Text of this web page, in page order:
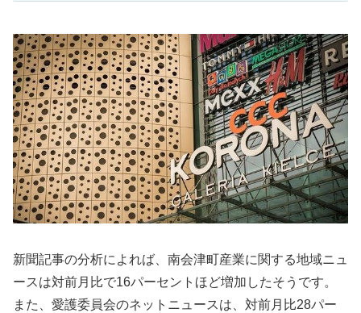
新聞記事の分析によれば、南会津町産業に関する地域ニュ
ースは対前月比で16パーセントほど増加したそうです。
また、愛護委員会のネットニュースは、対前月比28パー